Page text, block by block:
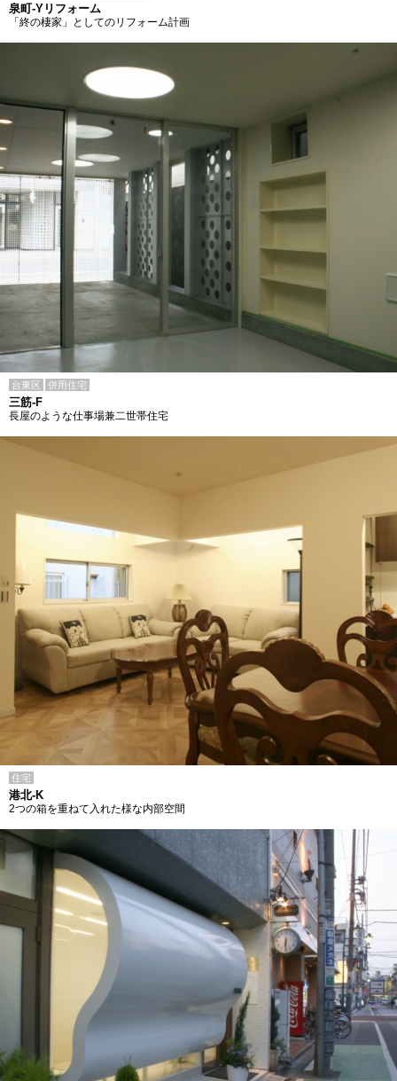
泉町-Yリフォーム
「終の棲家」としてのリフォーム計画
台東区 併用住宅
三筋-F
長屋のような仕事場兼二世帯住宅
住宅
港北-K
2つの箱を重ねて入れた様な内部空間